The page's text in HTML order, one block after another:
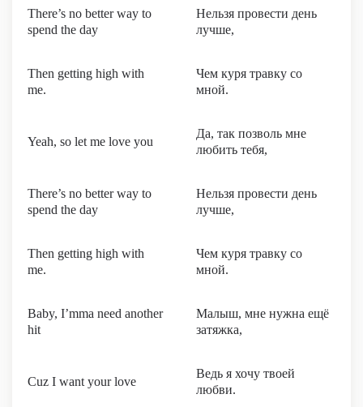
There’s no better way to
spend the day
Нельзя провести день
лучше,
Then getting high with
me.
Чем куря травку со
мной.
Yeah, so let me love you
Да, так позволь мне
любить тебя,
There’s no better way to
spend the day
Нельзя провести день
лучше,
Then getting high with
me.
Чем куря травку со
мной.
Baby, I’mma need another
hit
Малыш, мне нужна ещё
затяжка,
Cuz I want your love
Ведь я хочу твоей
любви.